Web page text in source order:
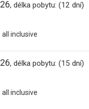
, délka pobytu: (12 dní)
all inclusive
, délka pobytu: (15 dní)
all inclusive